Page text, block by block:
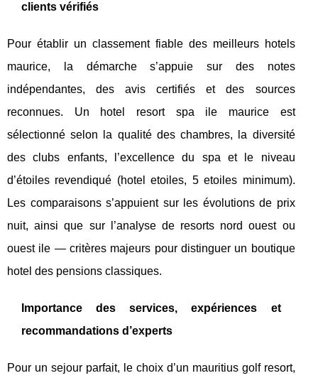
clients vérifiés
Pour établir un classement fiable des meilleurs hotels
maurice, la démarche s’appuie sur des notes
indépendantes, des avis certifiés et des sources
reconnues. Un hotel resort spa ile maurice est
sélectionné selon la qualité des chambres, la diversité
des clubs enfants, l’excellence du spa et le niveau
d’étoiles revendiqué (hotel etoiles, 5 etoiles minimum).
Les comparaisons s’appuient sur les évolutions de prix
nuit, ainsi que sur l’analyse de resorts nord ouest ou
ouest ile — critères majeurs pour distinguer un boutique
hotel des pensions classiques.
Importance des services, expériences et
recommandations d’experts
Pour un sejour parfait, le choix d’un mauritius golf resort,